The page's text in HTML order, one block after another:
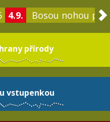
4.9. Bosou nohou po
přírody
vstupenkou